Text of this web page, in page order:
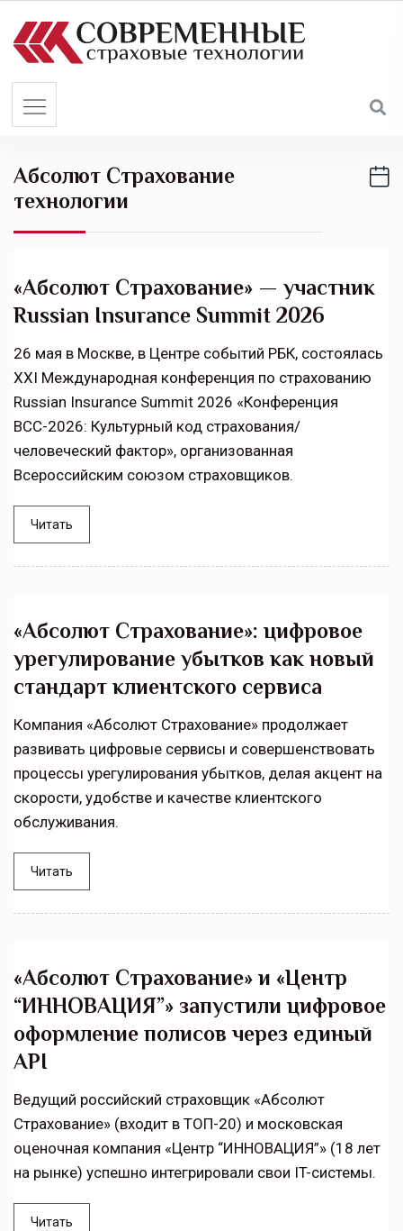
Абсолют Страхование
технологии
«Абсолют Страхование» — участник
Russian Insurance Summit 2026
26 мая в Москве, в Центре событий РБК, состоялась
XXI Международная конференция по страхованию
Russian Insurance Summit 2026 «Конференция
ВСС-2026: Культурный код страхования/
человеческий фактор», организованная
Всероссийским союзом страховщиков.
Читать
«Абсолют Страхование»: цифровое
урегулирование убытков как новый
стандарт клиентского сервиса
Компания «Абсолют Страхование» продолжает
развивать цифровые сервисы и совершенствовать
процессы урегулирования убытков, делая акцент на
скорости, удобстве и качестве клиентского
обслуживания.
Читать
«Абсолют Страхование» и «Центр
“ИННОВАЦИЯ”» запустили цифровое
оформление полисов через единый
API
Ведущий российский страховщик «Абсолют
Страхование» (входит в ТОП-20) и московская
оценочная компания «Центр “ИННОВАЦИЯ”» (18 лет
на рынке) успешно интегрировали свои IT-системы.
Читать